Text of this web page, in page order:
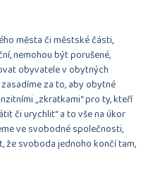
města či městské části,
nemohou být porušené,
obyvatele v obytných
za to, aby obytné
„zkratkami“ pro ty, kteří
či urychlit“ a to vše na úkor
ve svobodné společnosti,
že svoboda jednoho končí tam,